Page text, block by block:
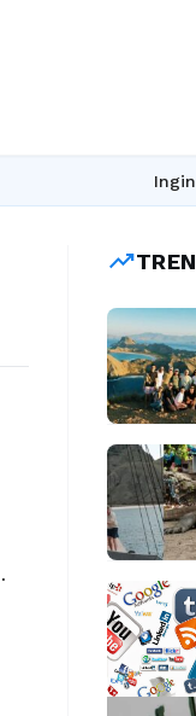
Ingin
trending_up